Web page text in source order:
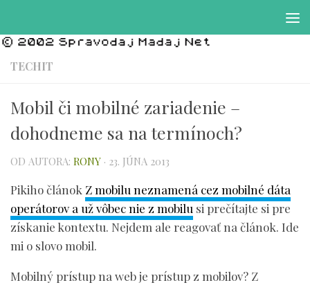
TECHIT
Mobil či mobilné zariadenie –
dohodneme sa na termínoch?
OD AUTORA: RONY · 23. JÚNA 2013
Pikiho článok Z mobilu neznamená cez mobilné dáta
operátorov a už vôbec nie z mobilu si prečítajte si pre
získanie kontextu. Nejdem ale reagovať na článok. Ide
mi o slovo mobil.
Mobilný prístup na web je prístup z mobilov? Z